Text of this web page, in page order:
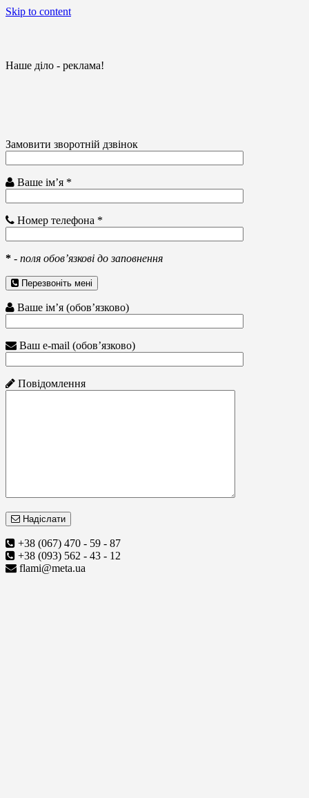
Skip to content
Наше діло - реклама!
Замовити зворотній дзвінок
Ваше ім’я *
Номер телефона *
* - поля обов’язкові до заповнення
Перезвоніть мені
Ваше ім’я (обов’язково)
Ваш e-mail (обов’язково)
Повідомлення
Надіслати
+38 (067) 470 - 59 - 87
+38 (093) 562 - 43 - 12
flami@meta.ua